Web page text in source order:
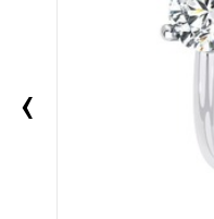
‹